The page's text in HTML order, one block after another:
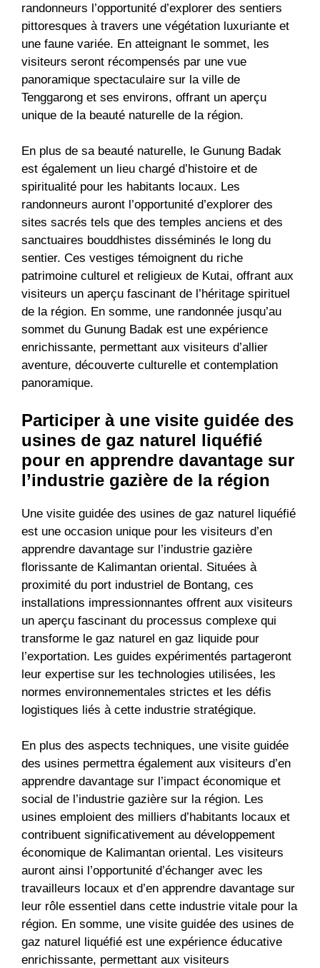
randonneurs l’opportunité d’explorer des sentiers
pittoresques à travers une végétation luxuriante et
une faune variée. En atteignant le sommet, les
visiteurs seront récompensés par une vue
panoramique spectaculaire sur la ville de
Tenggarong et ses environs, offrant un aperçu
unique de la beauté naturelle de la région.
En plus de sa beauté naturelle, le Gunung Badak
est également un lieu chargé d’histoire et de
spiritualité pour les habitants locaux. Les
randonneurs auront l’opportunité d’explorer des
sites sacrés tels que des temples anciens et des
sanctuaires bouddhistes disséminés le long du
sentier. Ces vestiges témoignent du riche
patrimoine culturel et religieux de Kutai, offrant aux
visiteurs un aperçu fascinant de l’héritage spirituel
de la région. En somme, une randonnée jusqu’au
sommet du Gunung Badak est une expérience
enrichissante, permettant aux visiteurs d’allier
aventure, découverte culturelle et contemplation
panoramique.
Participer à une visite guidée des
usines de gaz naturel liquéfié
pour en apprendre davantage sur
l’industrie gazière de la région
Une visite guidée des usines de gaz naturel liquéfié
est une occasion unique pour les visiteurs d’en
apprendre davantage sur l’industrie gazière
florissante de Kalimantan oriental. Situées à
proximité du port industriel de Bontang, ces
installations impressionnantes offrent aux visiteurs
un aperçu fascinant du processus complexe qui
transforme le gaz naturel en gaz liquide pour
l’exportation. Les guides expérimentés partageront
leur expertise sur les technologies utilisées, les
normes environnementales strictes et les défis
logistiques liés à cette industrie stratégique.
En plus des aspects techniques, une visite guidée
des usines permettra également aux visiteurs d’en
apprendre davantage sur l’impact économique et
social de l’industrie gazière sur la région. Les
usines emploient des milliers d’habitants locaux et
contribuent significativement au développement
économique de Kalimantan oriental. Les visiteurs
auront ainsi l’opportunité d’échanger avec les
travailleurs locaux et d’en apprendre davantage sur
leur rôle essentiel dans cette industrie vitale pour la
région. En somme, une visite guidée des usines de
gaz naturel liquéfié est une expérience éducative
enrichissante, permettant aux visiteurs